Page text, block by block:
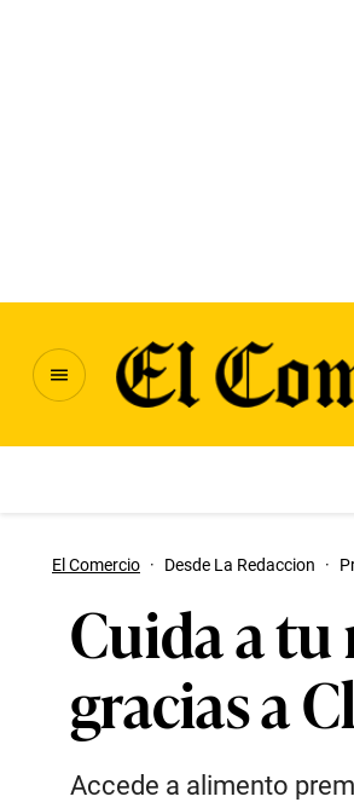
El Comercio · Desde La Redaccion ·
Cuida a tu
gracias a
Accede a alimento